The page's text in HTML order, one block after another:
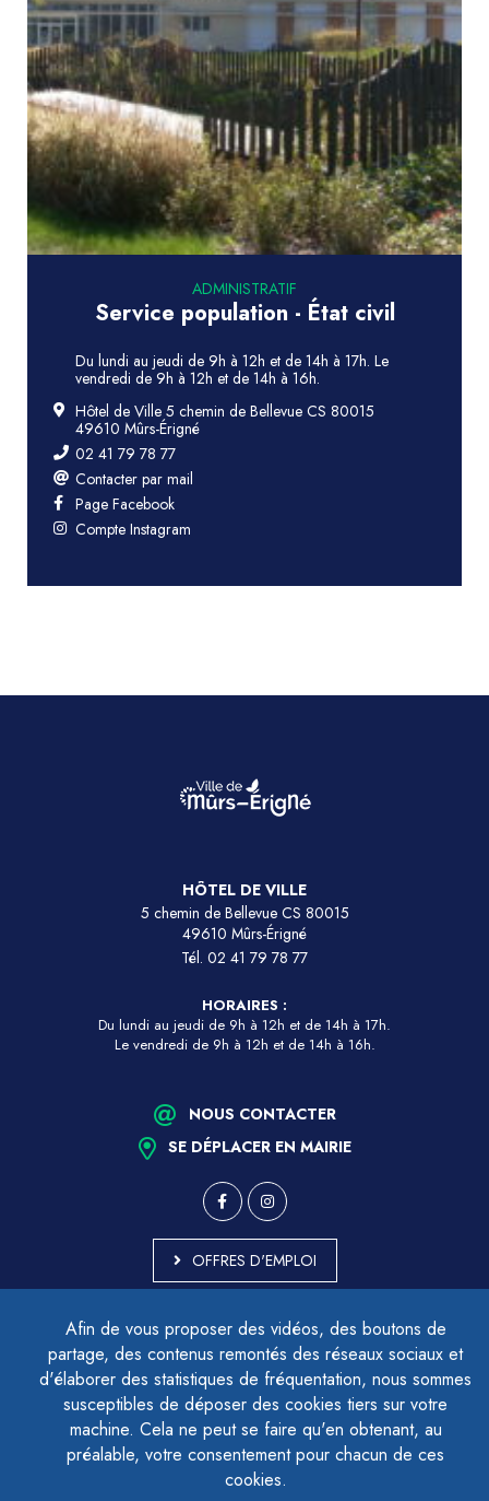
Afin de vous proposer des vidéos, des boutons de
partage, des contenus remontés des réseaux sociaux et
d'élaborer des statistiques de fréquentation, nous sommes
susceptibles de déposer des cookies tiers sur votre
machine. Cela ne peut se faire qu'en obtenant, au
préalable, votre consentement pour chacun de ces
cookies.
ADMINISTRATIF
Service population - État civil
Du lundi au jeudi de 9h à 12h et de 14h à 17h. Le
vendredi de 9h à 12h et de 14h à 16h.
Hôtel de Ville 5 chemin de Bellevue CS 80015
49610 Mûrs-Érigné
02 41 79 78 77
Contacter par mail
Page Facebook
Compte Instagram
HÔTEL DE VILLE
5 chemin de Bellevue CS 80015
49610 Mûrs-Érigné
Tél. 02 41 79 78 77
HORAIRES :
Du lundi au jeudi de 9h à 12h et de 14h à 17h.
Le vendredi de 9h à 12h et de 14h à 16h.
NOUS CONTACTER
SE DÉPLACER EN MAIRIE
OFFRES D'EMPLOI
ACCESSIBILITÉ - PARTIELLEMENT CONFORME
PLAN DU SITE
MENTIONS LÉGALES
CONTACTER LE DÉLÉGUÉ À LA PROTECTION DES DONNÉES
GESTION DES COOKIES